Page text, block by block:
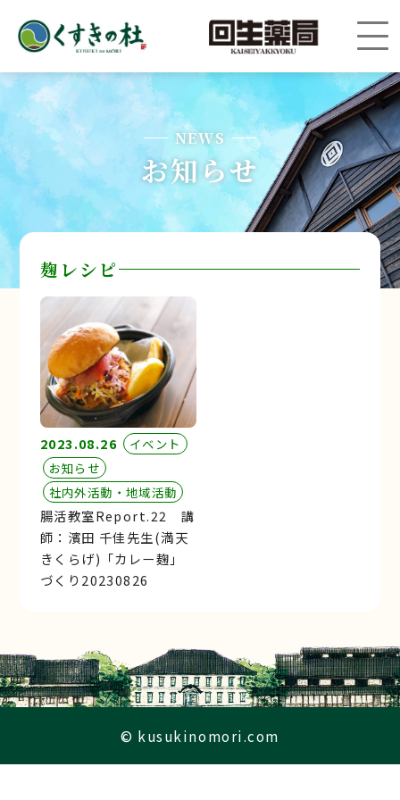
NEWS
お知らせ
麹レシピ
2023.08.26
イベント
お知らせ
社内外活動・地域活動
腸活教室Report.22 講
師：濱田 千佳先生(満天
きくらげ)「カレー麹」
づくり20230826
© kusukinomori.com